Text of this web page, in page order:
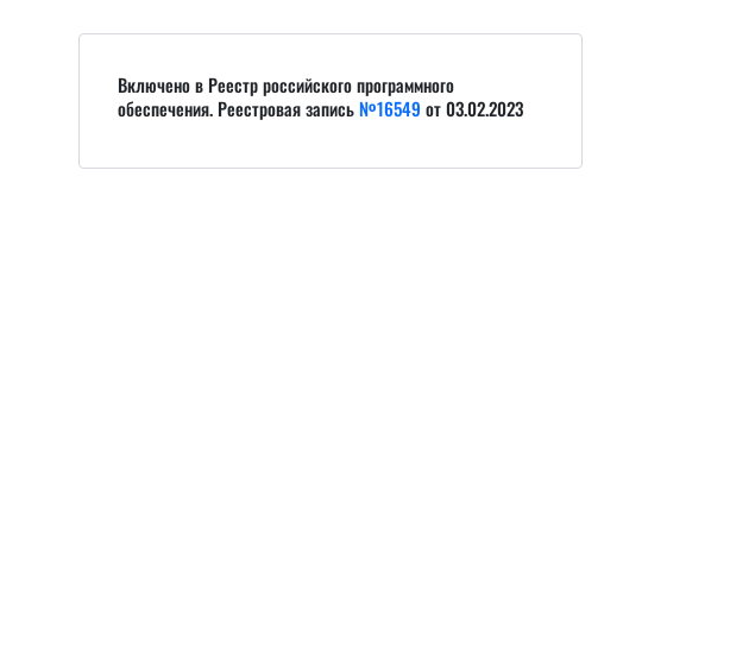
Включено в Реестр российского программного
обеспечения. Реестровая запись№16549 от 03.02.2023